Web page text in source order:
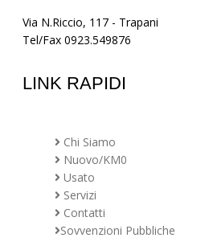
Via N.Riccio, 117 - Trapani
Tel/Fax 0923.549876
LINK RAPIDI
Chi Siamo
Nuovo/KM0
Usato
Servizi
Contatti
Sovvenzioni Pubbliche